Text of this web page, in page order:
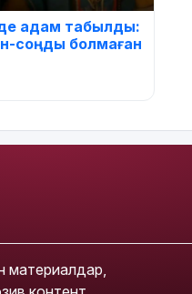
адам табылды:
соңды болмаған
материалдар,